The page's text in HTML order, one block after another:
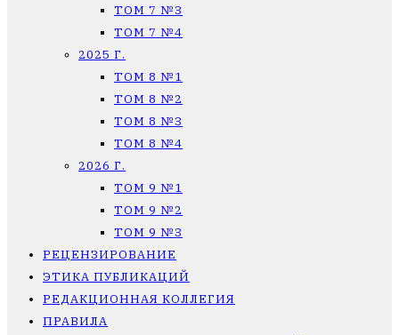
ТОМ 7 №3
ТОМ 7 №4
2025 Г.
ТОМ 8 №1
ТОМ 8 №2
ТОМ 8 №3
ТОМ 8 №4
2026 Г.
ТОМ 9 №1
ТОМ 9 №2
ТОМ 9 №3
РЕЦЕНЗИРОВАНИЕ
ЭТИКА ПУБЛИКАЦИЙ
РЕДАКЦИОННАЯ КОЛЛЕГИЯ
ПРАВИЛА